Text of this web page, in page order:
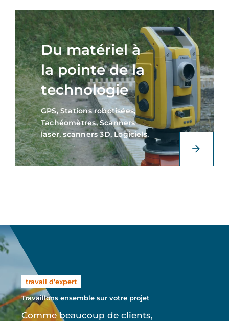
Du matériel à
la pointe de la
technologie
GPS, Stations robotisées,
Tachéomètres, Scanners
laser, scanners 3D, Logiciels.
travail d’expert
Travaillons ensemble sur votre projet
Comme beaucoup de clients,